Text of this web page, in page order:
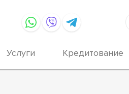
Услуги Кредитование